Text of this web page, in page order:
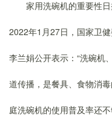
家用洗碗机的重要性
2022年1月27日，国家卫
李兰娟公开表示：“洗碗机
道传播，是餐具、食物消
庭洗碗机的使用普及率还